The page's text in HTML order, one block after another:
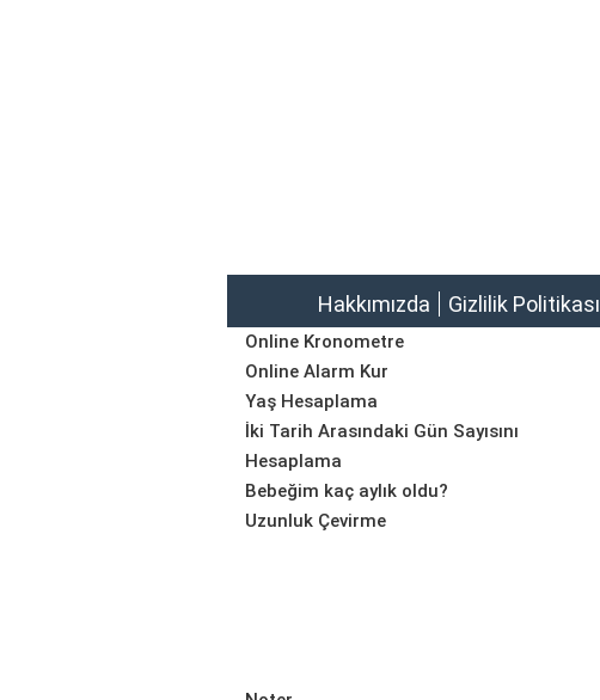
Hakkımızda Gizlilik Politikası
Online Kronometre
Online Alarm Kur
Yaş Hesaplama
İki Tarih Arasındaki Gün Sayısını
Hesaplama
Bebeğim kaç aylık oldu?
Uzunluk Çevirme